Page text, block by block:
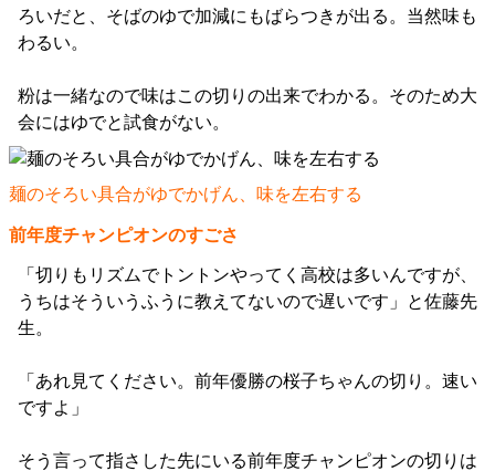
ろいだと、そばのゆで加減にもばらつきが出る。当然味も
わるい。
粉は一緒なので味はこの切りの出来でわかる。そのため大
会にはゆでと試食がない。
麺のそろい具合がゆでかげん、味を左右する
前年度チャンピオンのすごさ
「切りもリズムでトントンやってく高校は多いんですが、
うちはそういうふうに教えてないので遅いです」と佐藤先
生。
「あれ見てください。前年優勝の桜子ちゃんの切り。速い
ですよ」
そう言って指さした先にいる前年度チャンピオンの切りは